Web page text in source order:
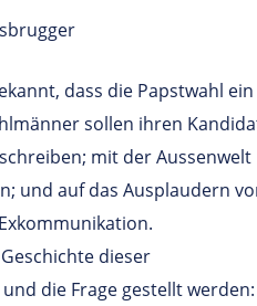
dass die Papstwahl ein
sollen ihren
mit der Aussenwelt
und auf das Ausplaudern
dieser
die Frage gestellt werden: